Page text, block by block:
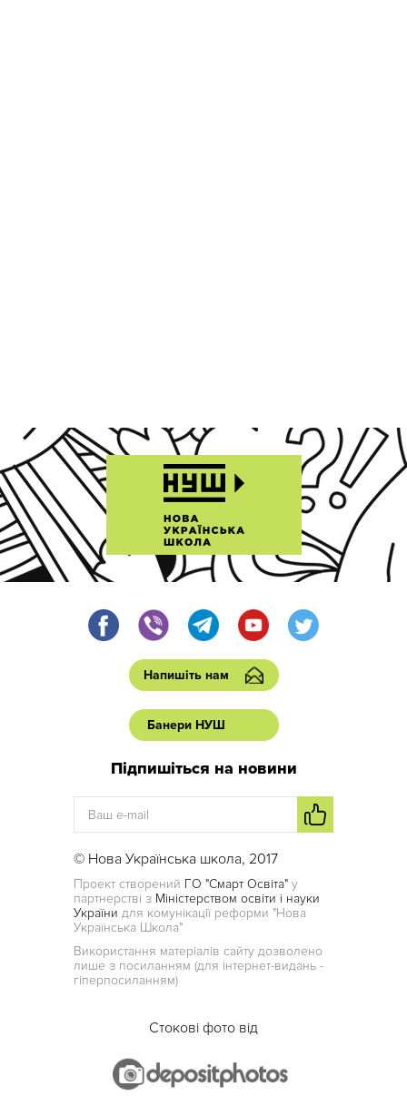
Напишіть нам
Банери НУШ
Підпишіться на новини
© Нова Українська школа, 2017
Проект створений ГО "Смарт Освіта" у
партнерстві з Міністерством освіти і науки
України для комунікації реформи "Нова
Українська Школа"
Використання матеріалів сайту дозволено
лише з посиланням (для інтернет-видань -
гіперпосиланням)
Стокові фото від